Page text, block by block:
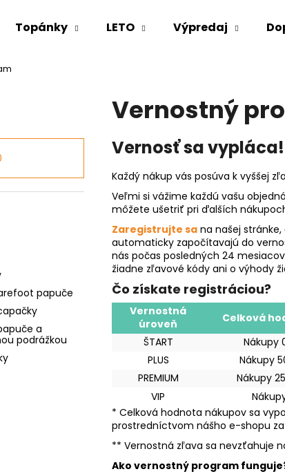
Topánky LETO Výpredaj
papuče
a
podrážkou
Vernostný
Vernosť sa vypláca!
Každý nákup vás posúva k vyššej
Veľmi si vážime každú vašu
môžete ušetriť pri ďalších
Zaregistrujte sa na našej stránke,
automaticky započítavajú do
nás počas posledných 24
žiadne zľavové kódy ani o výhody
Čo získate registráciou?
Vernostná
úroveň
Celková
ŠTART
Nákupy
PLUS
Nákupy
PREMIUM
Nákupy
VIP
* Celková hodnota nákupov sa
prostredníctvom nášho e-shopu
** Vernostná zľava sa nevzťahuje
Ako vernostný program
Odporúčame